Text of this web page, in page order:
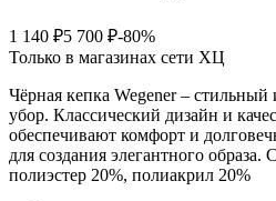
1 140 ₽5 700 ₽-80%
Только в магазинах сети ХЦ
Чёрная кепка Wegener –
убор. Классический дизайн и
обеспечивают комфорт и
для создания элегантного образа.
полиэстер 20%, полиакрил 20%